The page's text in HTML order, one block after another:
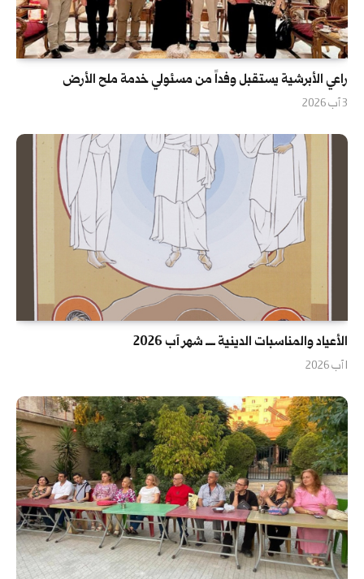
راعي الأبرشية يستقبل وفداً من مسئولي خدمة ملح الأرض
3 آب 2026
الأعياد والمناسبات الدينية ــــ شهر آب 2026
1 آب 2026